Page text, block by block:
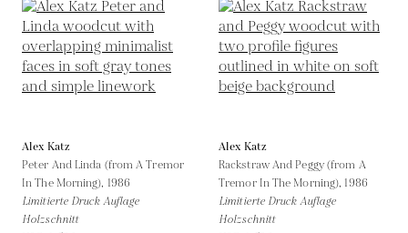
Alex Katz
Peter And Linda (from A Tremor
In The Morning), 1986
Limitierte Druck Auflage
Holzschnitt
Alex Katz
Rackstraw And Peggy (from A
Tremor In The Morning),1986
Limitierte Druck Auflage
Holzschnitt